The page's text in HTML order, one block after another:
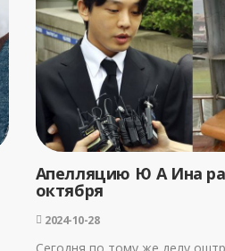
Апелляцию Ю А Ина
октября
2024-10-28